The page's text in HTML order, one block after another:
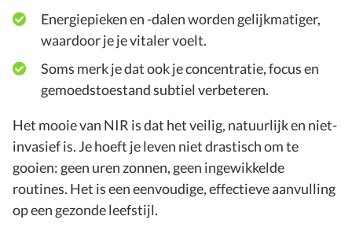
Energiepieken en -dalen worden gelijkmatiger,
waardoor je je vitaler voelt.
Soms merk je dat ook je concentratie, focus en
gemoedstoestand subtiel verbeteren.
Het mooie van NIR is dat het veilig, natuurlijk en niet-
invasief is. Je hoeft je leven niet drastisch om te
gooien: geen uren zonnen, geen ingewikkelde
routines. Het is een eenvoudige, effectieve aanvulling
op een gezonde leefstijl.